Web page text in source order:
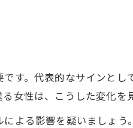
す。代表的なサインとし
女性は、こうした変化を
よる影響を疑いましょ